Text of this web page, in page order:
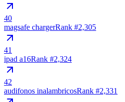
40
magsafe chargerRank #2,305
41
ipad a16Rank #2,324
42
audifonos inalambricosRank #2,331